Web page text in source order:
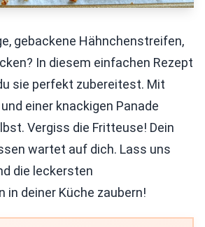
gebackene Hähnchenstreifen,
In diesem einfachen Rezept
sie perfekt zubereitest. Mit
einer knackigen Panade
Vergiss die Fritteuse! Dein
wartet auf dich. Lass uns
die leckersten
in deiner Küche zaubern!